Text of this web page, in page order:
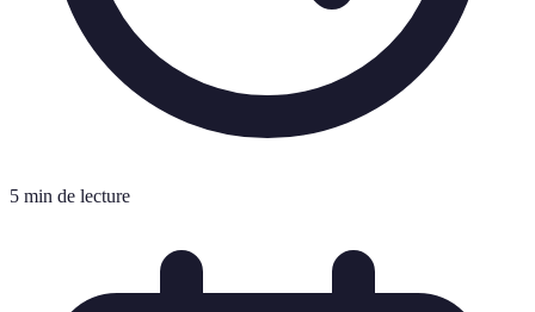
5 min de lecture